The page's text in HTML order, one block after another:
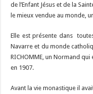
de l’Enfant Jésus et de la
le mieux vendue au monde,
Elle est présente dans
Navarre et du monde
RICHOMME, un Normand qui
en 1907.
Avant la vie monastique il